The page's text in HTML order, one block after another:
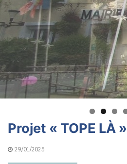
Projet « TOPE LÀ »
29/01/2025